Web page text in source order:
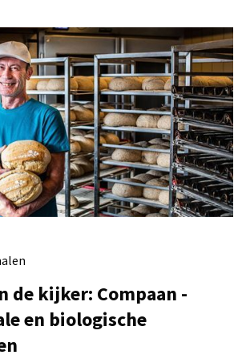
de kijker: Compaan -
en biologische